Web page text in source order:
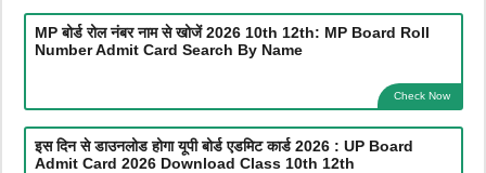
MP बोर्ड रोल नंबर नाम से खोजें 2026 10th 12th: MP Board Roll
Number Admit Card Search By Name
Check Now
इस दिन से डाउनलोड होगा यूपी बोर्ड एडमिट कार्ड 2026 : UP Board
Admit Card 2026 Download Class 10th 12th